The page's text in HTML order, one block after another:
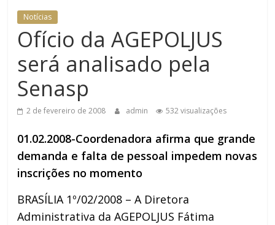
Notícias
Ofício da AGEPOLJUS
será analisado pela
Senasp
2 de fevereiro de 2008 admin 532 visualizações
01.02.2008-Coordenadora afirma que grande
demanda e falta de pessoal impedem novas
inscrições no momento
BRASÍLIA 1º/02/2008 – A Diretora
Administrativa da AGEPOLJUS Fátima